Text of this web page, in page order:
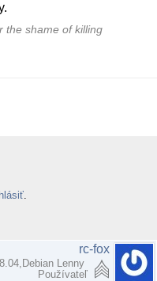
the shame of killing
rc-fox
Lenny
Používateľ